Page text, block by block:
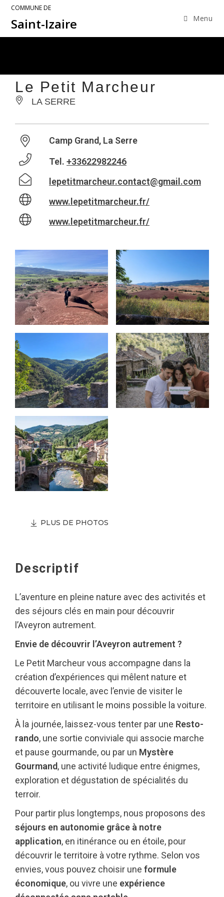
COMMUNE DE
Saint-Izaire Menu
Le Petit Marcheur
LA SERRE
Camp Grand, La Serre
Tel. +33622982246
lepetitmarcheur.contact@gmail.com
www.lepetitmarcheur.fr/
www.lepetitmarcheur.fr/
PLUS DE PHOTOS
Descriptif
L’aventure en pleine nature avec des activités et
des séjours clés en main pour découvrir
l’Aveyron autrement.
Envie de découvrir l’Aveyron autrement ?
Le Petit Marcheur vous accompagne dans la
création d’expériences qui mêlent nature et
découverte locale, avec l’envie de visiter le
territoire en utilisant le moins possible la voiture.
À la journée, laissez-vous tenter par une Resto-
rando, une sortie conviviale qui associe marche
et pause gourmande, ou par un Mystère
Gourmand, une activité ludique entre énigmes,
exploration et dégustation de spécialités du
terroir.
Pour partir plus longtemps, nous proposons des
séjours en autonomie grâce à notre
application, en itinérance ou en étoile, pour
découvrir le territoire à votre rythme. Selon vos
envies, vous pouvez choisir une formule
économique, ou vivre une expérience